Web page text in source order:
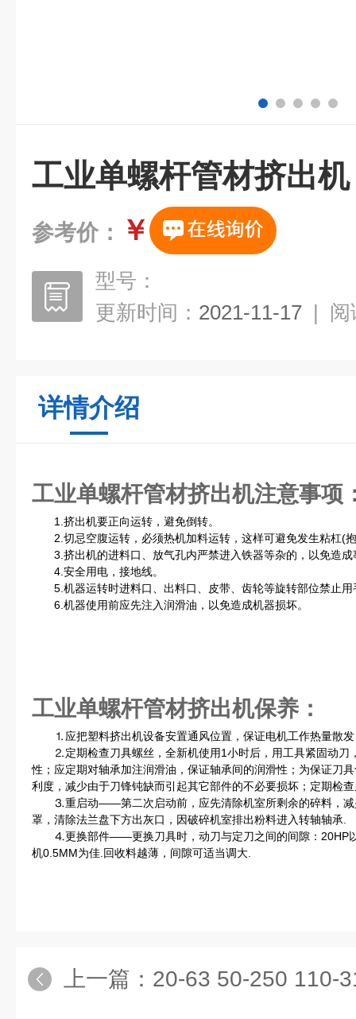
工业单螺杆管材挤出机
参考价： ￥
型号：
更新时间： 2021-11-17 | 阅
详情介绍
工业单螺杆管材挤出机注意事项
1.挤出机要正向运转，避免倒转。
2.切忌空腹运转，必须热机加料运转，这样可避免发生粘杠(
3.挤出机的进料口、放气孔内严禁进入铁器等杂的，以免造成
4.安全用电，接地线。
5.机器运转时进料口、出料口、皮带、齿轮等旋转部位禁止用
6.机器使用前应先注入润滑油，以免造成机器损坏。
工业单螺杆管材挤出机保养：
⒈应把塑料挤出机设备安置通风位置，保证电机工作热量散发
⒉定期检查刀具螺丝，全新机使用1小时后，用工具紧固动刀
性；应定期对轴承加注润滑油，保证轴承间的润滑性；为保证刀
利度，减少由于刀锋钝缺而引起其它部件的不必要损坏；定期检
⒊重启动——第二次启动前，应先清除机室所剩余的碎料，减
罩，清除法兰盘下方出灰口，因破碎机室排出粉料进入转轴轴承.
⒋更换部件——更换刀具时，动刀与定刀之间的间隙：20HP以
机0.5MM为佳.回收料越薄，间隙可适当调大.
上一篇： 20-63 50-250 110-